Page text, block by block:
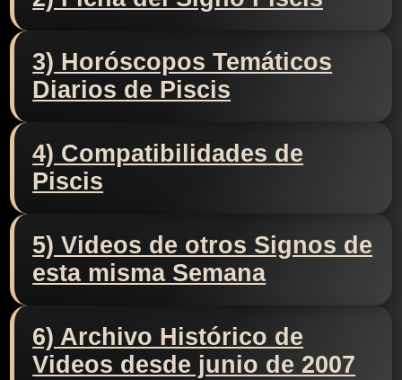
3) Horóscopos Temáticos
Diarios de Piscis
4) Compatibilidades de
Piscis
5) Videos de otros Signos de
esta misma Semana
6) Archivo Histórico de
Videos desde junio de 2007